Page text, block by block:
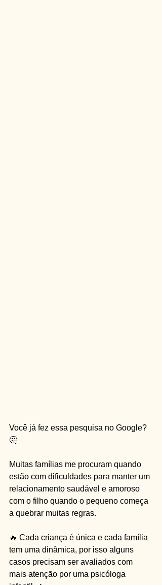
Você já fez essa pesquisa no Google?
🤔
Muitas famílias me procuram quando
estão com dificuldades para manter um
relacionamento saudável e amoroso
com o filho quando o pequeno começa
a quebrar muitas regras.
🔥 Cada criança é única e cada família
tem uma dinâmica, por isso alguns
casos precisam ser avaliados com
mais atenção por uma psicóloga